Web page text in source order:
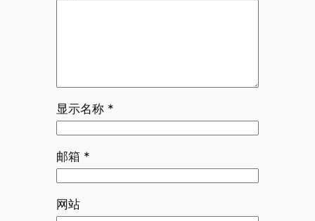
显示名称 *
邮箱 *
网站